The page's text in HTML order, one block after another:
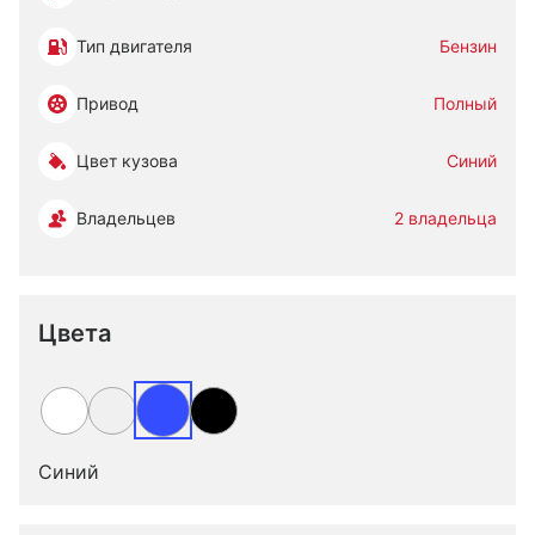
Тип двигателя Бензин
Привод Полный
Цвет кузова Синий
Владельцев 2 владельца
Цвета
Синий